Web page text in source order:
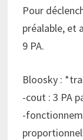
Pour
préalable, et
9 PA.
Bloosky :
-cout : 3 PA
-